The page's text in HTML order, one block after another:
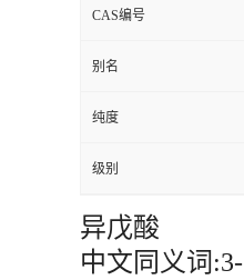
CAS编号
别名
纯度
级别
异戊酸
中文同义词